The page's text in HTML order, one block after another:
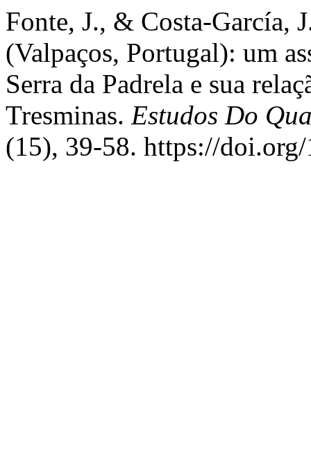
Fonte, J., & Costa-García,
(Valpaços, Portugal): um
Serra da Padrela e sua
Tresminas. Estudos Do
(15), 39-58. https://